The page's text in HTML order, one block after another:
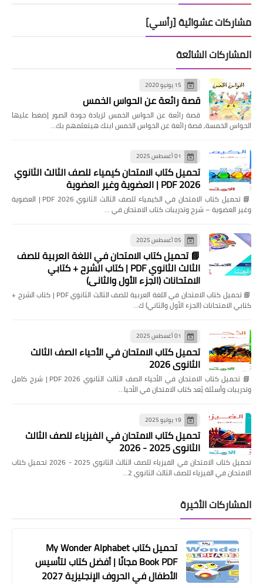
مشاركات عشوائية [رأسي]
المشاركات الشائعة
15 يونيو 2020
قصة رائعة عن الحواس الخمس
قصة رائعة عن الحواس الخمس لزيادة جودة الصور إضغط عليها
الحواس الخمسة, قصة رائعة عن الحواس الخمس ابنك هيتعلمهم بك…
01 أغسطس 2025
تحميل كتاب الامتحان كيمياء للصف الثالث الثانوي
2026 PDF | العضوية وغير العضوية
📘 تحميل كتاب الامتحان في الكيمياء للصف الثالث الثانوي 2026 PDF | العضوية
وغير العضوية – شرح وتدريبات كتاب الامتحان في …
05 أغسطس 2025
📘 تحميل كتاب الامتحان في اللغة العربية للصف
الثالث الثانوي PDF | كتاب الشرح + كتابي
الامتحانات (الجزء الأول والثاني)
📘 تحميل كتاب الامتحان في اللغة العربية للصف الثالث الثانوي PDF | كتاب الشرح +
كتابي الامتحانات (الجزء الأول والثاني) ك…
01 أغسطس 2025
تحميل كتاب الامتحان في الأحياء الصف الثالث
الثانوي 2026
📘 تحميل كتاب الامتحان في الأحياء الصف الثالث الثانوي 2026 PDF | شرح كامل
وتدريبات وأسئلة يُعد كتاب الامتحان في الأحيا…
19 يوليو 2025
تحميل كتاب الامتحان في الفيزياء للصف الثالث
الثانوي 2025 - 2026
تحميل كتاب الامتحان في الفيزياء للصف الثالث الثانوي 2025 - 2026 تحميل كتاب
الامتحان في الفيزياء للصف الثالث الثانوي 2…
المشاركات الأخيرة
تحميل كتاب My Wonder Alphabet
Book PDF مجانًا | أفضل كتاب لتأسيس
الأطفال في الحروف الإنجليزية 2027